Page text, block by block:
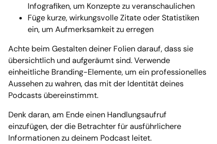
Infografiken, um Konzepte zu veranschaulichen
Füge kurze, wirkungsvolle Zitate oder Statistiken
ein, um Aufmerksamkeit zu erregen
Achte beim Gestalten deiner Folien darauf, dass sie
übersichtlich und aufgeräumt sind. Verwende
einheitliche Branding-Elemente, um ein professionelles
Aussehen zu wahren, das mit der Identität deines
Podcasts übereinstimmt.
Denk daran, am Ende einen Handlungsaufruf
einzufügen, der die Betrachter für ausführlichere
Informationen zu deinem Podcast leitet.